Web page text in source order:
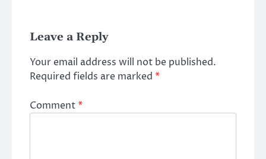
Leave a Reply
Your email address will not be published.
Required fields are marked *
Comment*